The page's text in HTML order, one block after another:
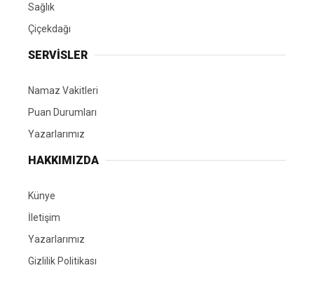
Sağlık
Çiçekdağı
SERVİSLER
Namaz Vakitleri
Puan Durumları
Yazarlarımız
HAKKIMIZDA
Künye
İletişim
Yazarlarımız
Gizlilik Politikası